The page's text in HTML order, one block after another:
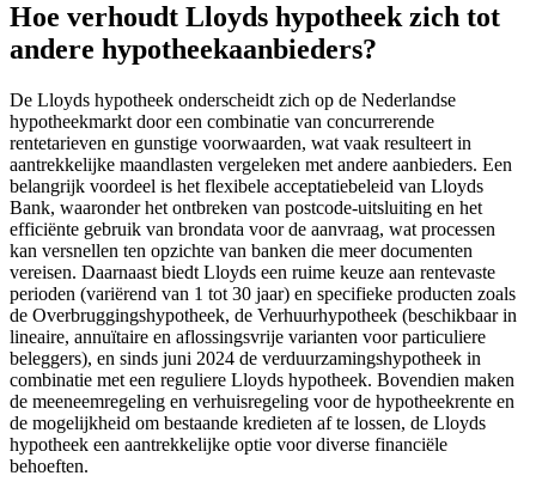
Hoe verhoudt Lloyds hypotheek zich tot
andere hypotheekaanbieders?
De Lloyds hypotheek onderscheidt zich op de Nederlandse
hypotheekmarkt door een combinatie van concurrerende
rentetarieven en gunstige voorwaarden, wat vaak resulteert in
aantrekkelijke maandlasten vergeleken met andere aanbieders. Een
belangrijk voordeel is het flexibele acceptatiebeleid van Lloyds
Bank, waaronder het ontbreken van postcode-uitsluiting en het
efficiënte gebruik van brondata voor de aanvraag, wat processen
kan versnellen ten opzichte van banken die meer documenten
vereisen. Daarnaast biedt Lloyds een ruime keuze aan rentevaste
perioden (variërend van 1 tot 30 jaar) en specifieke producten zoals
de Overbruggingshypotheek, de Verhuurhypotheek (beschikbaar in
lineaire, annuïtaire en aflossingsvrije varianten voor particuliere
beleggers), en sinds juni 2024 de verduurzamingshypotheek in
combinatie met een reguliere Lloyds hypotheek. Bovendien maken
de meeneemregeling en verhuisregeling voor de hypotheekrente en
de mogelijkheid om bestaande kredieten af te lossen, de Lloyds
hypotheek een aantrekkelijke optie voor diverse financiële
behoeften.